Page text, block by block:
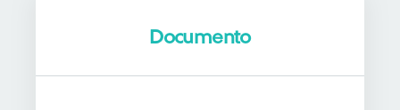
Documento